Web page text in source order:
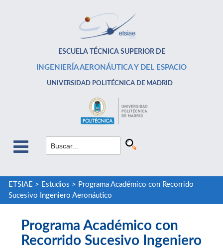
ESCUELA TÉCNICA SUPERIOR DE
INGENIERÍA AERONÁUTICA Y DEL ESPACIO
UNIVERSIDAD POLITÉCNICA DE MADRID
ETSIAE > Estudios > Programa Académico con Recorrido
Sucesivo Ingeniero Aeronáutico
Programa Académico con
Recorrido Sucesivo Ingeniero